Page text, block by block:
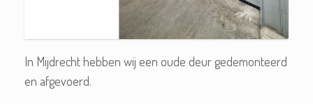
In Mijdrecht hebben wij een oude deur gedemonteerd
en afgevoerd.